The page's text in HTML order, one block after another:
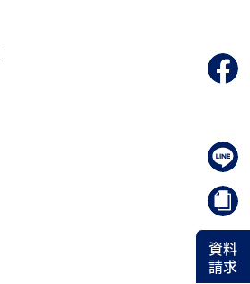
資料
請求